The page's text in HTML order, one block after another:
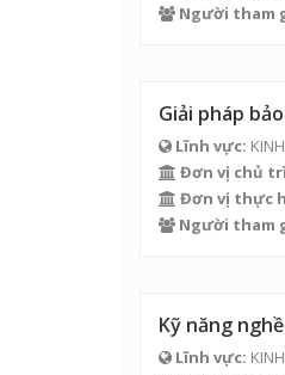
Người tham
Giải pháp
Lĩnh vực:
Đơn vị chủ
Đơn vị thực
Người tham
Kỹ năng
Lĩnh vực: